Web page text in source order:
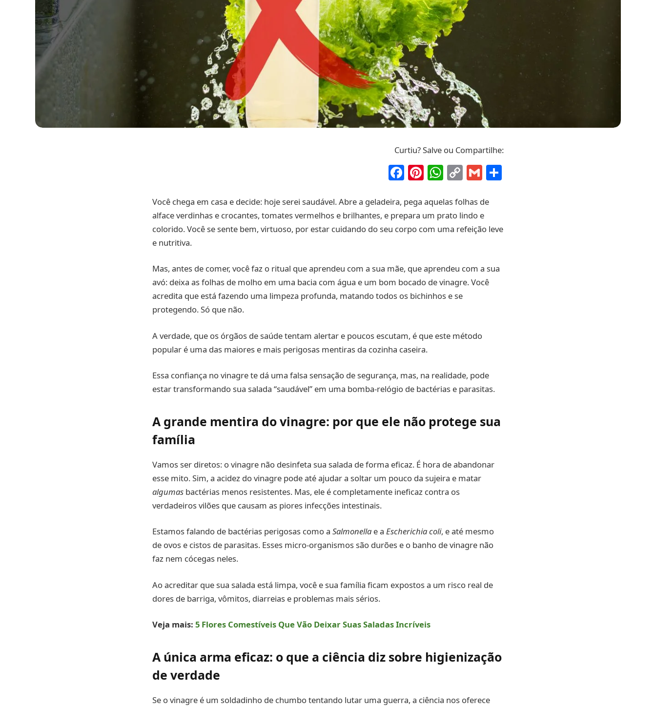
Curtiu? Salve ou Compartilhe:
Facebook
Pinterest
WhatsApp
CopyGmail
Você chega em casa e decide: hoje serei saudável. Abre a geladeira, pega aquelas folhas de
alface verdinhas e crocantes, tomates vermelhos e brilhantes, e prepara um prato lindo e
colorido. Você se sente bem, virtuoso, por estar cuidando do seu corpo com uma refeição leve
e nutritiva.
Mas, antes de comer, você faz o ritual que aprendeu com a sua mãe, que aprendeu com a sua
avó: deixa as folhas de molho em uma bacia com água e um bom bocado de vinagre. Você
acredita que está fazendo uma limpeza profunda, matando todos os bichinhos e se
protegendo. Só que não.
A verdade, que os órgãos de saúde tentam alertar e poucos escutam, é que este método
popular é uma das maiores e mais perigosas mentiras da cozinha caseira.
Essa confiança no vinagre te dá uma falsa sensação de segurança, mas, na realidade, pode
estar transformando sua salada “saudável” em uma bomba-relógio de bactérias e parasitas.
A grande mentira do vinagre: por que ele não protege sua
família
Vamos ser diretos: o vinagre não desinfeta sua salada de forma eficaz. É hora de abandonar
esse mito. Sim, a acidez do vinagre pode até ajudar a soltar um pouco da sujeira e matar
algumas bactérias menos resistentes. Mas, ele é completamente ineficaz contra os
verdadeiros vilões que causam as piores infecções intestinais.
Estamos falando de bactérias perigosas como a Salmonella e a Escherichia coli, e até mesmo
de ovos e cistos de parasitas. Esses micro-organismos são durões e o banho de vinagre não
faz nem cócegas neles.
Ao acreditar que sua salada está limpa, você e sua família ficam expostos a um risco real de
dores de barriga, vômitos, diarreias e problemas mais sérios.
Veja mais: 5 Flores Comestíveis Que Vão Deixar Suas Saladas Incríveis
A única arma eficaz: o que a ciência diz sobre higienização
de verdade
Se o vinagre é um soldadinho de chumbo tentando lutar uma guerra, a ciência nos oferece